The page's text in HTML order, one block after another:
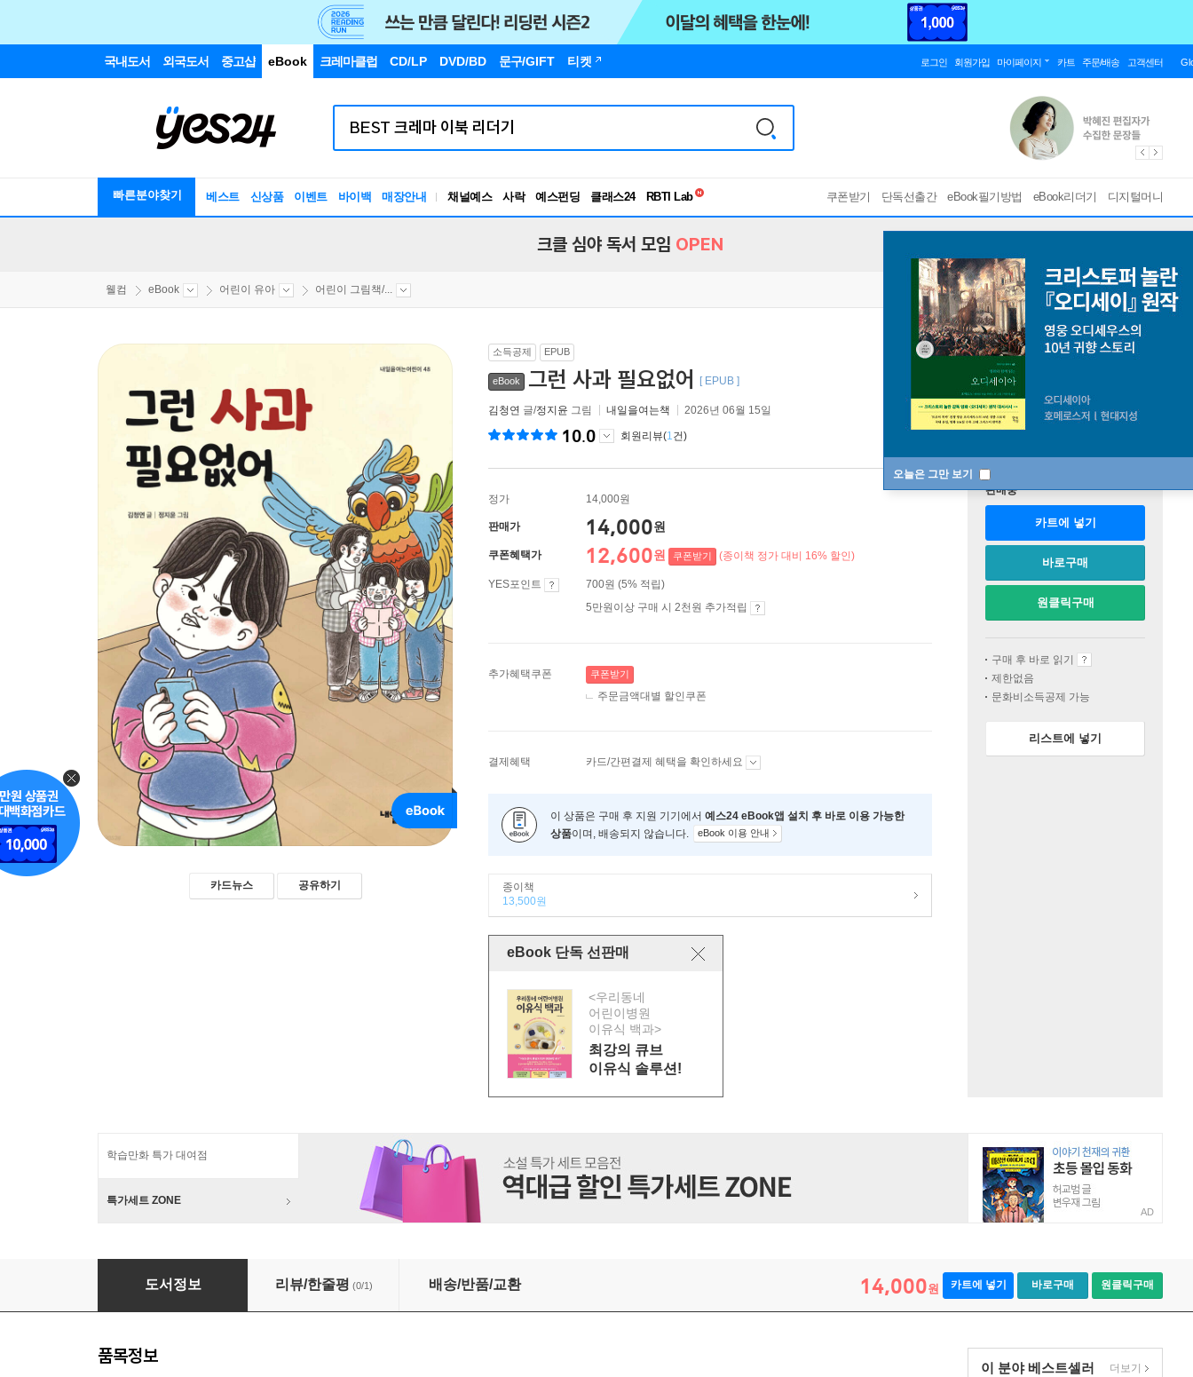
국내도서 외국도서 중고샵 eBook 크레마클럽 CD/LP DVD/BD 문구/GIFT 티켓 로그인 회원가입 마이페이지 카트 주문/배송 고객센터
빠른분야찾기 베스트 신상품 이벤트 바이백 매장안내 채널예스 사락 예스펀딩 클래스24
RBTI Lab
독서유형검사
쿠폰받기 단독선출간 eBook필기방법 eBook리더기 디지털머니
오늘은 그만 보기
크클 심야 독서 모임 OPEN
웰컴 eBook 어린이 유아 어린이 그림책/...
카드뉴스 공유하기
소득공제 EPUB
eBook 그런 사과 필요없어 [ EPUB ]
김청연 글/정지윤 그림 내일을여는책 2026년 06월 15일
10.0 회원리뷰(1건)
정가 14,000원
판매가 14,000원
쿠폰혜택가 12,600원 쿠폰받기 (종이책 정가 대비 16% 할인)
YES포인트
700원 (5% 적립)
5만원이상 구매 시 2천원 추가적립
추가혜택쿠폰 쿠폰받기
주문금액대별 할인쿠폰
결제혜택 카드/간편결제 혜택을 확인하세요
이 상품은 구매 후 지원 기기에서 예스24 eBook앱 설치 후 바로 이용 가능한
상품이며, 배송되지 않습니다. eBook 이용 안내
종이책
13,500원
eBook 단독 선판매
<우리동네
어린이병원
이유식 백과>
최강의 큐브
이유식 솔루션!
판매중
카트에 넣기
바로구매
원클릭구매
구매 후 바로 읽기
제한없음
문화비소득공제 가능
리스트에 넣기
학습만화 특가 대여점
특가세트 ZONE
AD
그런 사과 필요없어
도서정보 리뷰/한줄평 (0/1) 배송/반품/교환 14,000원 카트에 넣기 바로구매 원클릭구매
이 분야 베스트셀러 더보기
품목정보